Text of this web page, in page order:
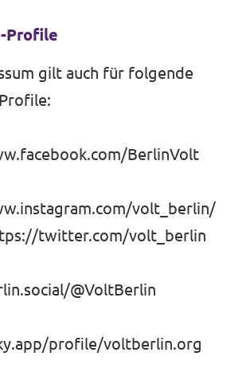
Profile
gilt auch für folgende
BerlinVolt
volt_berlin/
twitter.com/volt_berlin
@VoltBerlin
profile/voltberlin.org